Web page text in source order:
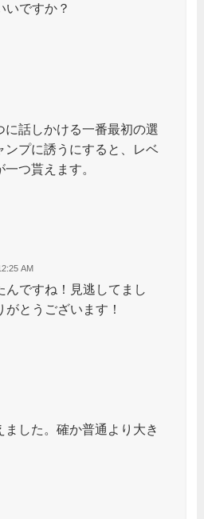
いですか？
に話しかける一番最初の選
ンプに誘うにすると、レベ
つ貰えます。
AM
んですね！見逃してまし
とうございます！
ました。確か普通より大き